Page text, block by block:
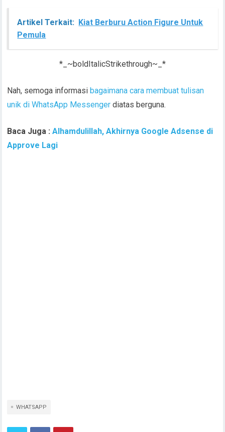
Artikel Terkait: Kiat Berburu Action Figure Untuk
Pemula
*_~boldItalicStrikethrough~_*
Nah, semoga informasi bagaimana cara membuat tulisan
unik di WhatsApp Messenger diatas berguna.
Baca Juga :Alhamdulillah, Akhirnya Google Adsense di
Approve Lagi
WHATSAPP